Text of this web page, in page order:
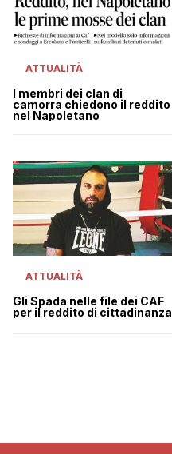
ATTUALITÀ
I membri dei clan di
camorra chiedono il reddito
nel Napoletano
ATTUALITÀ
Gli Spada nelle file dei CAF
per il reddito di cittadinanza